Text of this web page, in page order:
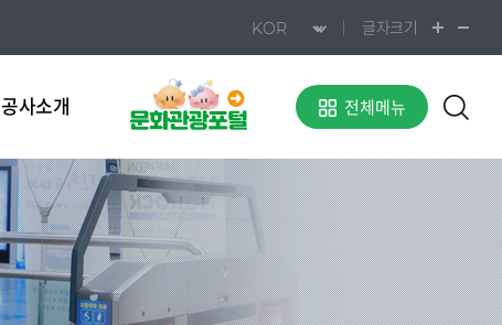
글자크기
공사소개 전체메뉴